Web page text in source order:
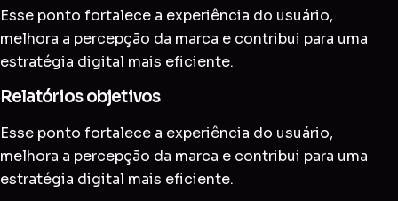
Esse ponto fortalece a experiência do usuário,
melhora a percepção da marca e contribui para uma
estratégia digital mais eficiente.
Relatórios objetivos
Esse ponto fortalece a experiência do usuário,
melhora a percepção da marca e contribui para uma
estratégia digital mais eficiente.